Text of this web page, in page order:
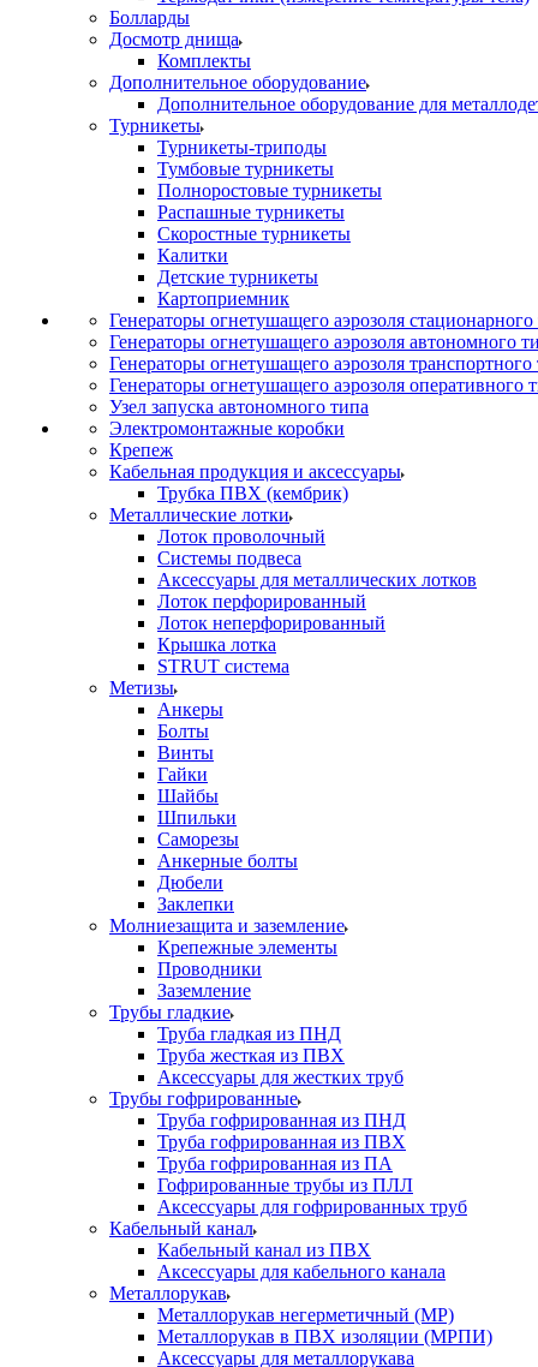
Болларды
Досмотр днища
Комплекты
Дополнительное оборудование
Дополнительное оборудование для
Турникеты
Турникеты-триподы
Тумбовые турникеты
Полноростовые турникеты
Распашные турникеты
Скоростные турникеты
Калитки
Детские турникеты
Картоприемник
Генераторы огнетушащего аэрозоля стационарного
Генераторы огнетушащего аэрозоля автономного
Генераторы огнетушащего аэрозоля транспортного
Генераторы огнетушащего аэрозоля оперативного
Узел запуска автономного типа
Электромонтажные коробки
Крепеж
Кабельная продукция и аксессуары
Трубка ПВХ (кембрик)
Металлические лотки
Лоток проволочный
Системы подвеса
Аксессуары для металлических лотков
Лоток перфорированный
Лоток неперфорированный
Крышка лотка
STRUT система
Метизы
Анкеры
Болты
Винты
Гайки
Шайбы
Шпильки
Саморезы
Анкерные болты
Дюбели
Заклепки
Молниезащита и заземление
Крепежные элементы
Проводники
Заземление
Трубы гладкие
Труба гладкая из ПНД
Труба жесткая из ПВХ
Аксессуары для жестких труб
Трубы гофрированные
Труба гофрированная из ПНД
Труба гофрированная из ПВХ
Труба гофрированная из ПА
Гофрированные трубы из ПЛЛ
Аксессуары для гофрированных труб
Кабельный канал
Кабельный канал из ПВХ
Аксессуары для кабельного канала
Металлорукав
Металлорукав негерметичный (МР)
Металлорукав в ПВХ изоляции (МРПИ)
Аксессуары для металлорукава